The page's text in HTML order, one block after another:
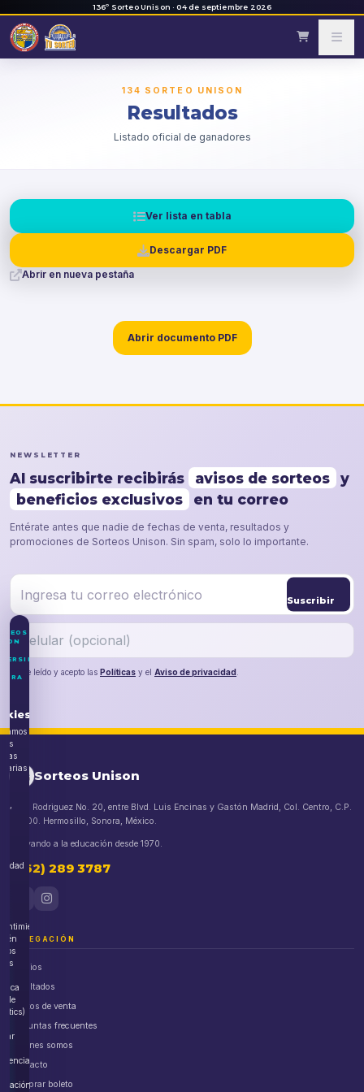
136º Sorteo Unison · 04 de septiembre 2026
134 SORTEO UNISON
Resultados
Listado oficial de ganadores
Ver lista en tabla
Descargar PDF
Abrir en nueva pestaña
Abrir documento PDF
NEWSLETTER
Al suscribirte recibirás avisos de sorteos
y
beneficios exclusivos
en tu correo
Entérate antes que nadie de fechas de venta, resultados y
promociones de Sorteos Unison. Sin spam, solo lo importante.
Suscribir
He leído y acepto las Políticas y el Aviso de privacidad
Sorteos Unison
Blvd. Rodriguez No. 20, entre Blvd. Luis Encinas y Gastón Madrid, Col. Centro, C.P.
83000. Hermosillo, Sonora, México.
Apoyando a la educación desde 1970.
(662) 289 3787
NAVEGACIÓN
Premios
Resultados
Puntos de venta
Preguntas frecuentes
Quiénes somos
Contacto
Comprar boleto